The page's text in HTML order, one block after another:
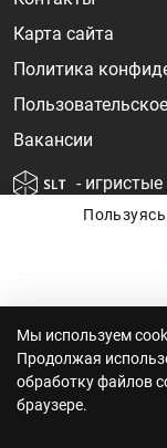
Карта сайта
Политика
Вакансии
-
Информация о ценах и
характер и может
актуальности
телефону+7 (812) 715
ООО "Винум" ИНН
серия 78АА
12.10.2023 действует
Мы используем
Продолжая
обработку файлов
браузере.